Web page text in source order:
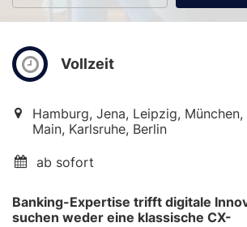
Vollzeit
Hamburg, Jena, Leipzig,
Main, Karlsruhe, Berlin
ab sofort
Banking-Expertise trifft digitale
suchen weder eine klassische CX-